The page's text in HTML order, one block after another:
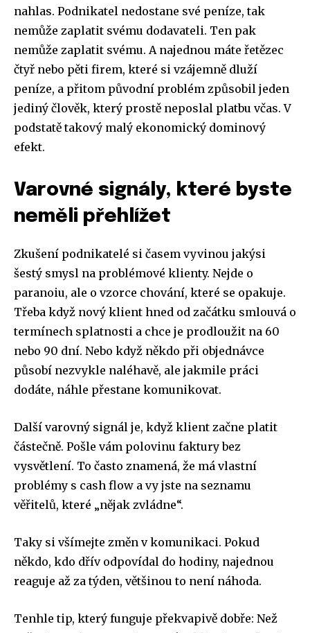
nahlas. Podnikatel nedostane své peníze, tak
nemůže zaplatit svému dodavateli. Ten pak
nemůže zaplatit svému. A najednou máte řetězec
čtyř nebo pěti firem, které si vzájemně dluží
peníze, a přitom původní problém způsobil jeden
jediný člověk, který prostě neposlal platbu včas. V
podstatě takový malý ekonomický dominový
efekt.
Varovné signály, které byste
neměli přehlížet
Zkušení podnikatelé si časem vyvinou jakýsi
šestý smysl na problémové klienty. Nejde o
paranoiu, ale o vzorce chování, které se opakuje.
Třeba když nový klient hned od začátku smlouvá o
termínech splatnosti a chce je prodloužit na 60
nebo 90 dní. Nebo když někdo při objednávce
působí nezvykle naléhavě, ale jakmile práci
dodáte, náhle přestane komunikovat.
Další varovný signál je, když klient začne platit
částečně. Pošle vám polovinu faktury bez
vysvětlení. To často znamená, že má vlastní
problémy s cash flow a vy jste na seznamu
věřitelů, které „nějak zvládne“.
Taky si všímejte změn v komunikaci. Pokud
někdo, kdo dřív odpovídal do hodiny, najednou
reaguje až za týden, většinou to není náhoda.
Tenhle tip, který funguje překvapivě dobře: Než